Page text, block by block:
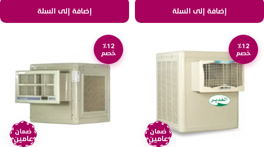
إضافة إلى السلة إضافة إلى السلة
٪12
خصم
ضمان
عامين
٪12
خصم
ضمان
عامين